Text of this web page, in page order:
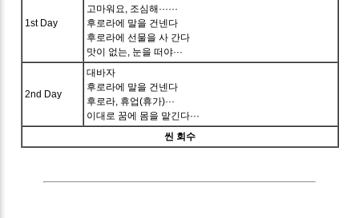
1st Day
고마워요, 조심해······
후로라에 말을 건넨다
후로라에 선물을 사 간다
맛이 없는, 눈을 떠야···
2nd Day
대바자
후로라에 말을 건넨다
후로라, 휴업(휴가)···
이대로 꿈에 몸을 맡긴다···
씬 회수